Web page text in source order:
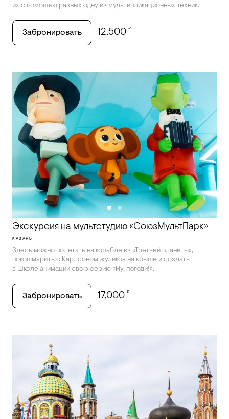
их с помощью разных одну из мультипликационных техник.
Забронировать 12,500 ₽
Экскурсия на мультстудию «СоюзМультПарк»
КАЗАНЬ
Здесь можно полетать на корабле из «Третьей планеты»,
покошмарить с Карлсоном жуликов на крыше и создать
в Школе анимации свою серию «Ну, погоди!».
Забронировать 17,000 ₽